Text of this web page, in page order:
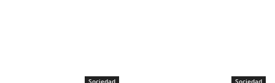
Sociedad Sociedad